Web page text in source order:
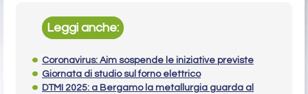
Leggi anche:
Coronavirus: Aim sospende le iniziative previste
Giornata di studio sul forno elettrico
DTMI 2025: a Bergamo la metallurgia guarda al